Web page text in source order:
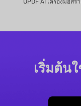
UPDF AI เครื่องมือสร้
เริ่มต้น